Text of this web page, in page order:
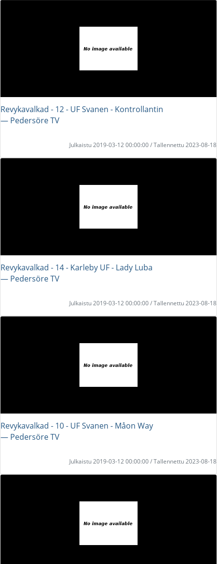
Revykavalkad - 12 - UF Svanen - Kontrollantin
― Pedersöre TV
Julkaistu 2019-03-12 00:00:00 / Tallennettu 2023-08-18
Revykavalkad - 14 - Karleby UF - Lady Luba
― Pedersöre TV
Julkaistu 2019-03-12 00:00:00 / Tallennettu 2023-08-18
Revykavalkad - 10 - UF Svanen - Måon Way
― Pedersöre TV
Julkaistu 2019-03-12 00:00:00 / Tallennettu 2023-08-18